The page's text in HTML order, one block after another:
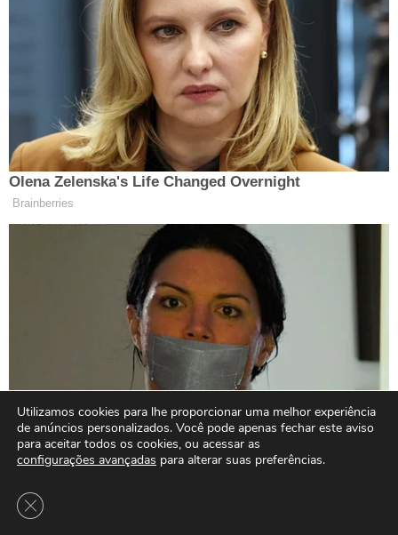
Utilizamos cookies para lhe proporcionar uma melhor experiência
de anúncios personalizados. Você pode apenas fechar este aviso
para aceitar todos os cookies, ou acessar as
configurações avançadas para alterar suas preferências.
Close GDPR Cookie Banner